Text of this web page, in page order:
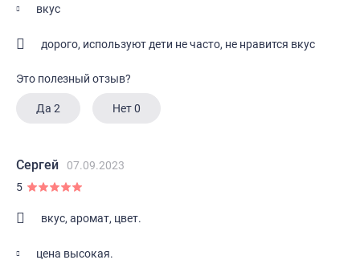
вкус
дорого, используют дети не часто, не нравится вкус
Это полезный отзыв?
Да 2 Нет0
Сергей
07.09.2023
5
вкус, аромат, цвет.
цена высокая.